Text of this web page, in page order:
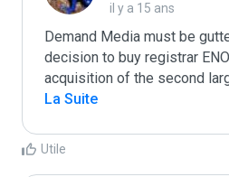
il y a 15 ans
Demand Media must be
decision to buy registrar
acquisition of the second
La Suite
Utile